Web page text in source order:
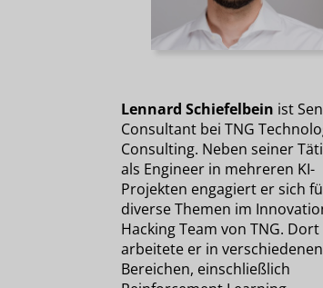
Lennard Schiefelbein ist
Consultant bei TNG
Consulting. Neben seiner
als Engineer in mehreren KI-
Projekten engagiert er sich
diverse Themen im
Hacking Team von TNG. Dort
arbeitete er in verschiedenen
Bereichen, einschließlich